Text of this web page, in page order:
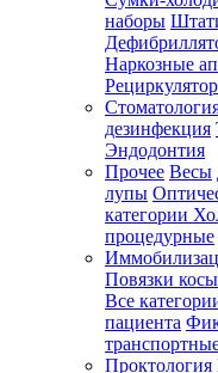
наборы
Наркозные
дезинфекция
Эндодонтия
Прочее Весы
лупы
категории
процедурные
Повязки
Все
пациента
Проктология